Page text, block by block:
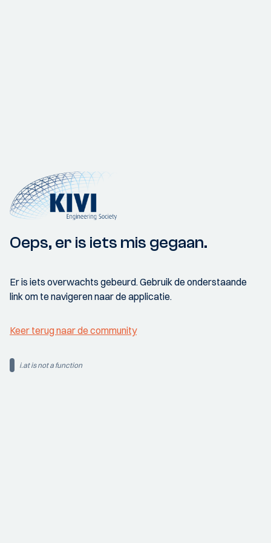
Oeps, er is iets mis gegaan.
Er is iets overwachts gebeurd. Gebruik de onderstaande
link om te navigeren naar de applicatie.
Keer terug naar de community
i.at is not a function